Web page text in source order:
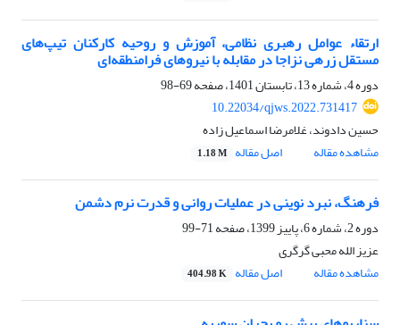
ارتقاء عوامل رهبری نظامی، آموزش و روحیه کارکنان تیپ‌های
مستقل زرهی نزاجا در مقابله با نیروهای فرامنطقه‌ای
دوره 4، شماره 13، تابستان 1401، صفحه
69-98
10.22034/qjws.2022.731417
حسین دادوند، غلامرضا اسماعیل زاده
مشاهده مقاله
اصل مقاله 1.18 M
فرهنگ، نبرد نوینی در عملیات روانی و قدرت نرم دشمن
دوره 2، شماره 6، پاییز 1399، صفحه
71-99
عزیز الله محبی گرگری
مشاهده مقاله
اصل مقاله 404.98 K